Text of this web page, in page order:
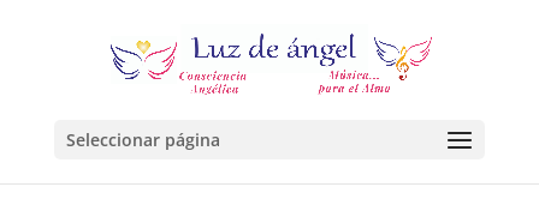
Seleccionar página